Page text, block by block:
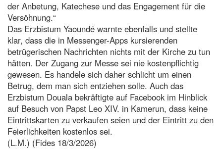
der Anbetung, Katechese und das Engagement für die
Versöhnung.“
Das Erzbistum Yaoundé warnte ebenfalls und stellte
klar, dass die in Messenger-Apps kursierenden
betrügerischen Nachrichten nichts mit der Kirche zu tun
hätten. Der Zugang zur Messe sei nie kostenpflichtig
gewesen. Es handele sich daher schlicht um einen
Betrug, dem man sich entziehen solle. Auch das
Erzbistum Douala bekräftigte auf Facebook im Hinblick
auf Besuch von Papst Leo XIV. in Kamerun, dass keine
Eintrittskarten zu verkaufen seien und der Eintritt zu den
Feierlichkeiten kostenlos sei.
(L.M.) (Fides 18/3/2026)